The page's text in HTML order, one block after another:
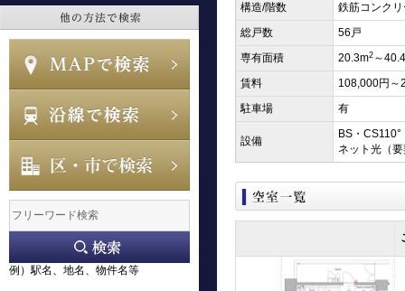
例）駅名、地名、物件名等
構造/階数
鉄筋コンク
総戸数
56戸
専有面積
20.3m2 ～
賃料
108,000円～
駐車場
有
設備
BS・
ネット光（